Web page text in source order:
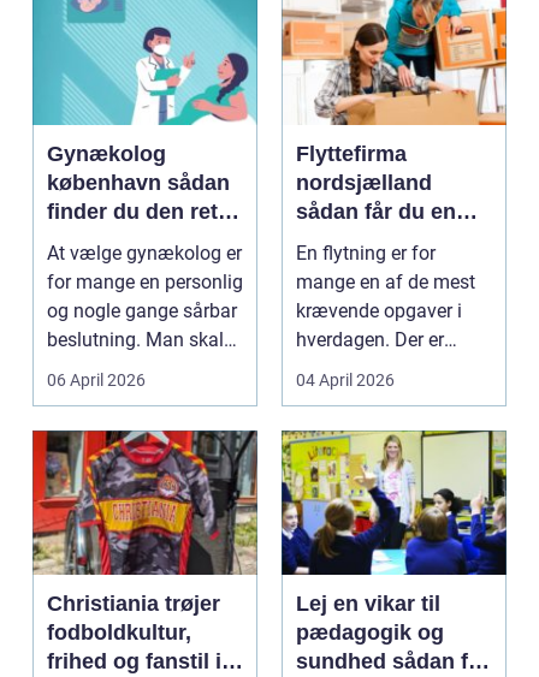
Gynækolog
københavn sådan
finder du den rette
specialist
At vælge gynækolog er
for mange en personlig
og nogle gange sårbar
beslutning. Man skal
både føle si...
06 April 2026
Flyttefirma
nordsjælland
sådan får du en
tryg og effektiv
flytning
En flytning er for
mange en af de mest
krævende opgaver i
hverdagen. Der er
meget at holde styr på,
04 April 2026
Christiania trøjer
fodboldkultur,
frihed og fanstil i
Lej en vikar til
pædagogik og
sundhed sådan får